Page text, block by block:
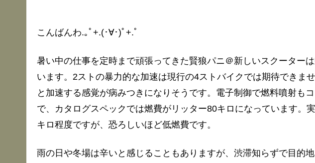
こんばんわ.｡ﾟ+.(･∀･)ﾟ+.ﾟ
暑い中の仕事を定時まで頑張ってきた賢狼パニ＠新しいスクーター
います。2ストの暴力的な加速は現行の4ストバイクでは期待できま
と加速する感覚が病みつきになりそうです。電子制御で燃料噴射も
で、カタログスペックでは燃費がリッター80キロになっています。
キロ程度ですが、恐ろしいほど低燃費です。
雨の日や冬場は辛いと感じることもありますが、渋滞知らずで目的